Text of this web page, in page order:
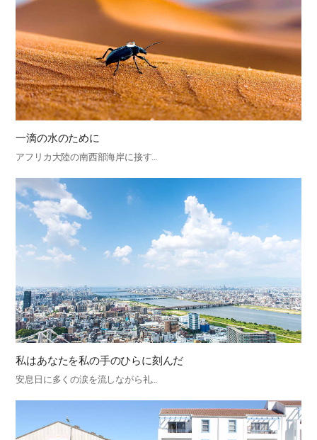
一滴の水のために
アフリカ大陸の南西部海岸に接す…
私はあなたを私の手のひらに刻んだ
安息日に多くの涙を流しながら礼…